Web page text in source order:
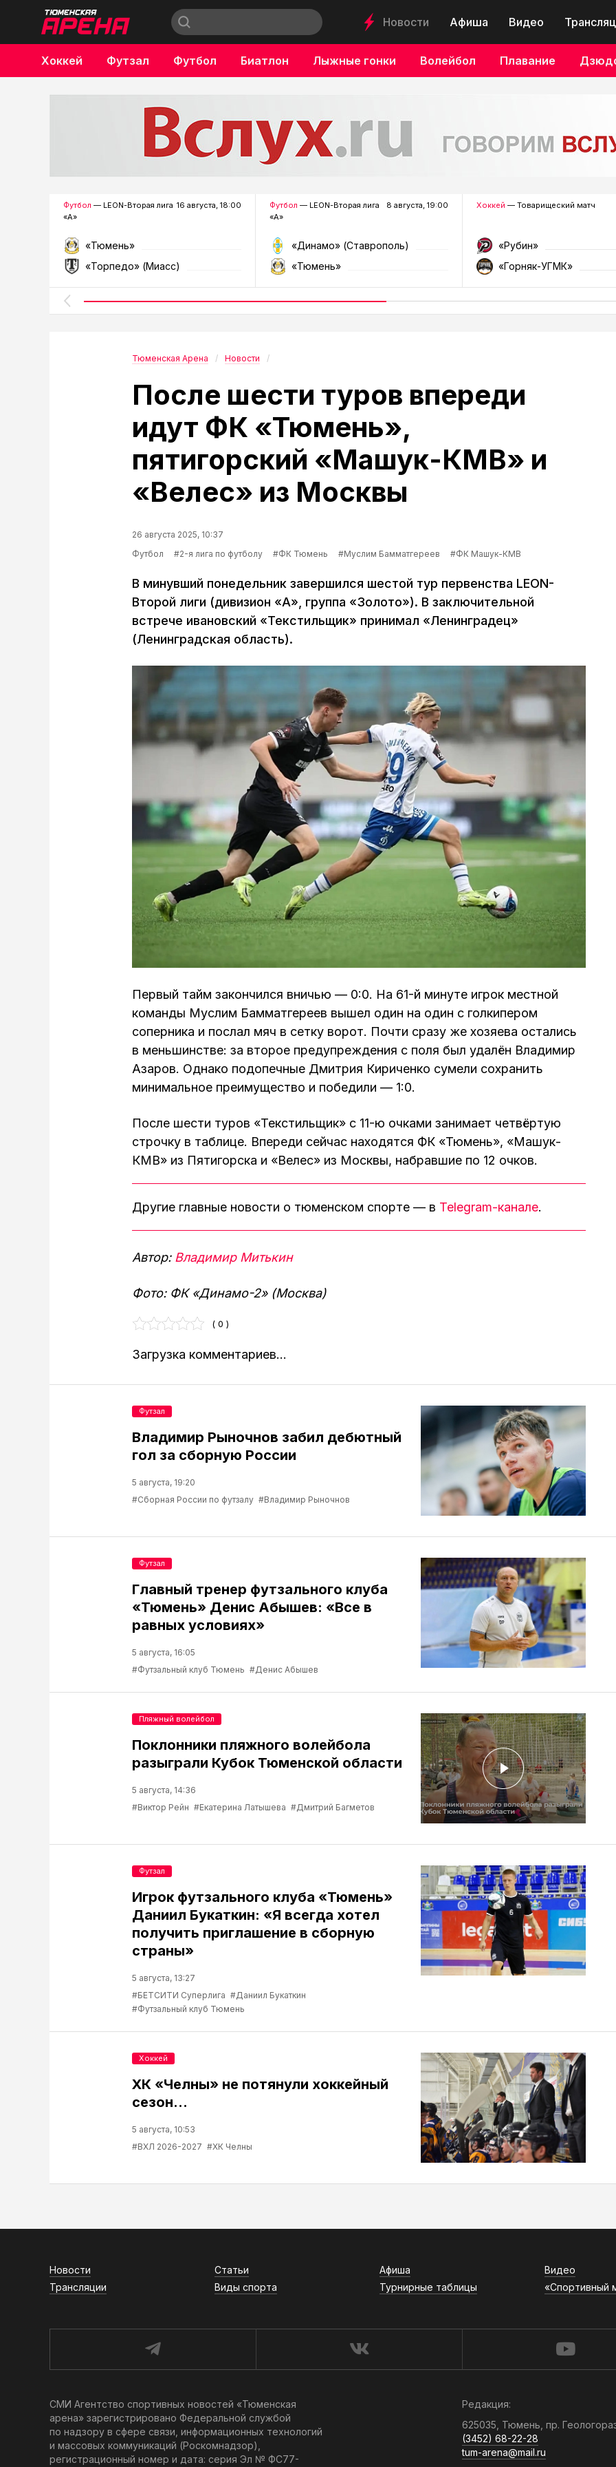
Новости Афиша Видео
Хоккей Футзал Футбол Биатлон Лыжные гонки Волейбол Плавание
Бокс
Футбол — LEON-Вторая лига
«А»
16 августа, 18:00
«Тюмень»
«Торпедо» (Миасс)
Футбол — LEON-Вторая лига
«А»
8 августа, 19:00
«Динамо» (Ставрополь)
«Тюмень»
Хоккей — Товарищеский матч
«Рубин»
«Горняк-УГМК»
Тюменская Арена Новости
После шести туров впереди
идут ФК «Тюмень»,
пятигорский «Машук-КМВ» и
«Велес» из Москвы
26 августа 2025, 10:37
Футбол
#2-я лига по футболу #ФК Тюмень #Муслим Бамматгереев #ФК Машук-КМВ
В минувший понедельник завершился шестой тур первенства LEON-
Второй лиги (дивизион «А», группа «Золото»). В заключительной
встрече ивановский «Текстильщик» принимал «Ленинградец»
(Ленинградская область).
Первый тайм закончился вничью — 0:0. На 61-й минуте игрок местной
команды Муслим Бамматгереев вышел один на один с голкипером
соперника и послал мяч в сетку ворот. Почти сразу же хозяева остались
в меньшинстве: за второе предупреждения с поля был удалён Владимир
Азаров. Однако подопечные Дмитрия Кириченко сумели сохранить
минимальное преимущество и победили — 1:0.
После шести туров «Текстильщик» с 11-ю очками занимает четвёртую
строчку в таблице. Впереди сейчас находятся ФК «Тюмень», «Машук-
КМВ» из Пятигорска и «Велес» из Москвы, набравшие по 12 очков.
Другие главные новости о тюменском спорте — в Telegram-канале.
Автор: Владимир Митькин
Фото: ФК «Динамо-2» (Москва)
( 0 )
Загрузка комментариев...
Владимир Рыночнов забил дебютный
гол за сборную России
5 августа, 19:20
#Сборная России по футзалу #Владимир Рыночнов
Футзал
Главный тренер футзального клуба
«Тюмень» Денис Абышев: «Все в
равных условиях»
5 августа, 16:05
#Футзальный клуб Тюмень #Денис Абышев
Футзал
Поклонники пляжного волейбола
разыграли Кубок Тюменской области
5 августа, 14:36
#Виктор Рейн #Екатерина Латышева #Дмитрий Багметов
Пляжный волейбол
Игрок футзального клуба «Тюмень»
Даниил Букаткин: «Я всегда хотел
получить приглашение в сборную
страны»
5 августа, 13:27
#БЕТСИТИ Суперлига #Даниил Букаткин
#Футзальный клуб Тюмень
Футзал
ХК «Челны» не потянули хоккейный
сезон...
5 августа, 10:53
#ВХЛ 2026-2027 #ХК Челны
Хоккей
Новости Статьи Афиша Видео
Трансляции
Виды спорта Турнирные таблицы «Спортивный
СМИ Агентство спортивных новостей «Тюменская
арена» зарегистрировано Федеральной службой
по надзору в сфере связи, информационных технологий
и массовых коммуникаций (Роскомнадзор),
регистрационный номер и дата: серия Эл № ФС77-
Редакция:
625035, Тюмень, пр.
(3452) 68-22-28
tum-arena@mail.ru